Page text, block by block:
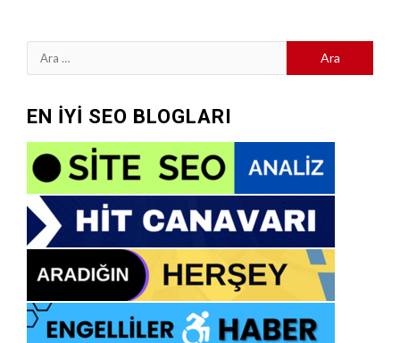
Arama:
EN İYİ SEO BLOGLARI